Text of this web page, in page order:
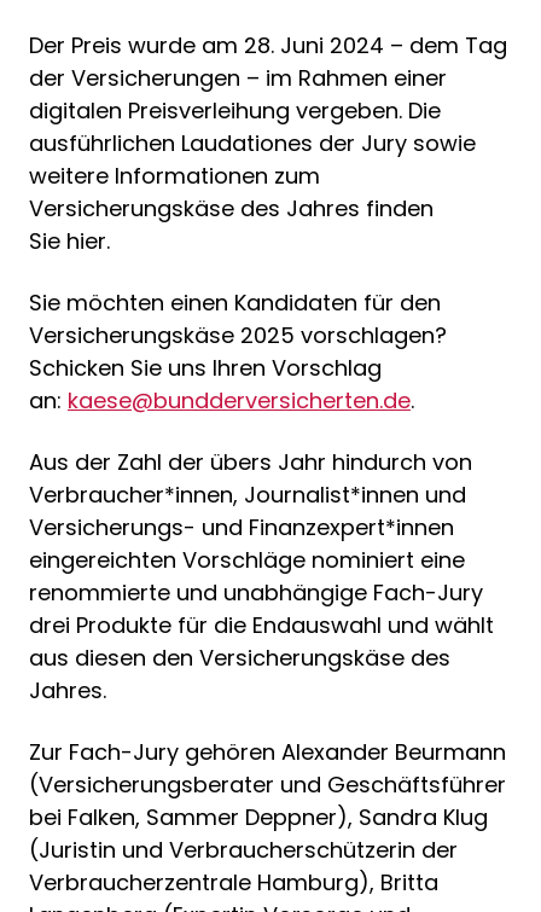
Der Preis wurde am 28. Juni 2024 – dem Tag
der Versicherungen – im Rahmen einer
digitalen Preisverleihung vergeben. Die
ausführlichen Laudationes der Jury sowie
weitere Informationen zum
Versicherungskäse des Jahres finden
Sie hier.
Sie möchten einen Kandidaten für den
Versicherungskäse 2025 vorschlagen?
Schicken Sie uns Ihren Vorschlag
an: kaese@bundderversicherten.de.
Aus der Zahl der übers Jahr hindurch von
Verbraucher*innen, Journalist*innen und
Versicherungs- und Finanzexpert*innen
eingereichten Vorschläge nominiert eine
renommierte und unabhängige Fach-Jury
drei Produkte für die Endauswahl und wählt
aus diesen den Versicherungskäse des
Jahres.
Zur Fach-Jury gehören Alexander Beurmann
(Versicherungsberater und Geschäftsführer
bei Falken, Sammer Deppner), Sandra Klug
(Juristin und Verbraucherschützerin der
Verbraucherzentrale Hamburg), Britta